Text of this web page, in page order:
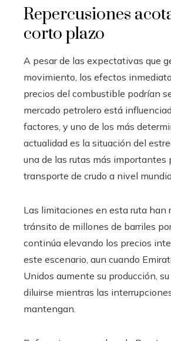
Repercusiones
corto plazo
A pesar de las expectativas que
movimiento, los efectos
precios del combustible podrían
mercado petrolero está
factores, y uno de los más
actualidad es la situación del
una de las rutas más importantes
transporte de crudo a nivel
Las limitaciones en esta ruta han
tránsito de millones de barriles
continúa elevando los precios
este escenario, aun cuando
Unidos aumente su producción,
diluirse mientras las
mantengan.